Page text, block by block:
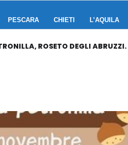
PESCARA CHIETI L’AQUILA
ROSETO DEGLI ABRUZZI.